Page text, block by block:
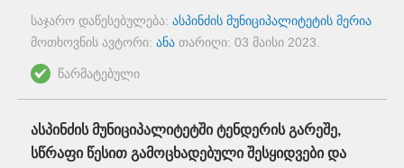
საჯარო დაწესებულება: ასპინძის მუნიციპალიტეტის მერია
მოთხოვნის ავტორი: ანა თარიღი: 03 მაისი 2023.
წარმატებული
ასპინძის მუნიციპალიტეტში ტენდერის გარეშე,
სწრაფი წესით გამოცხადებული შესყიდვები და